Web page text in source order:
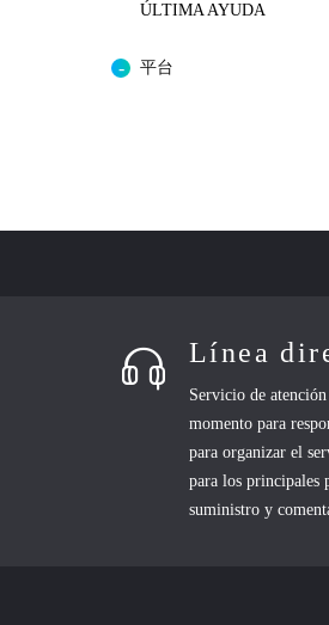
ÚLTIMA AYUDA
平台
Línea
Servicio de
momento para
para organizar el
para los principales
suministro y